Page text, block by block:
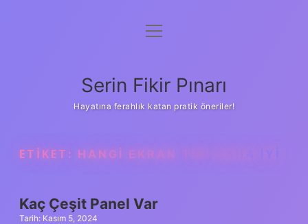
Gizlilik Politikası
Yasal Uyarı
menüyü
Serin Fikir Pınarı
Hayatına ferahlık katan pratik öneriler!
ETIKET: HANGI EKRAN TIPI DAHA IYI
Kaç Çeşit Panel Var
Tarih: Kasım 5, 2024